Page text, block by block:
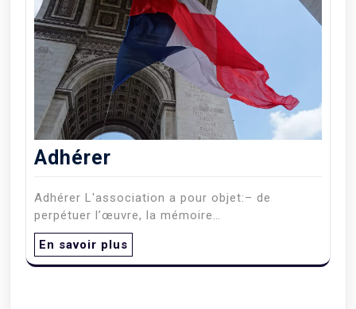
Adhérer
Adhérer L'association a pour objet:– de
perpétuer l’œuvre, la mémoire…
En savoir plus